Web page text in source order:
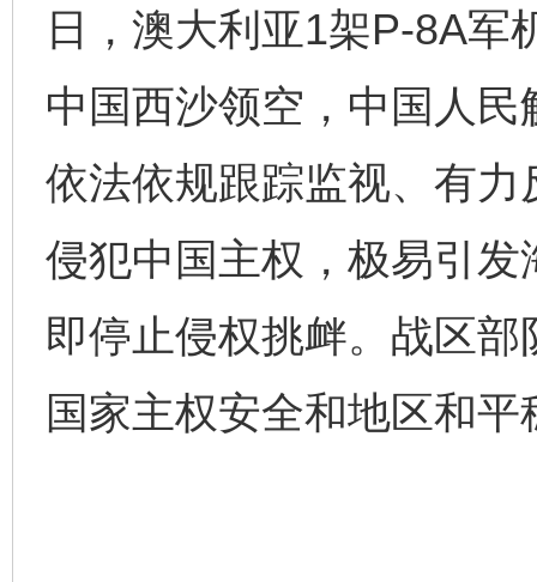
日，澳大利亚1架P-8A军
中国西沙领空，中国人
依法依规跟踪监视、有
侵犯中国主权，极易引
即停止侵权挑衅。战区
国家主权安全和地区和平
完善运行机制助力责任有效落实 一纸欠